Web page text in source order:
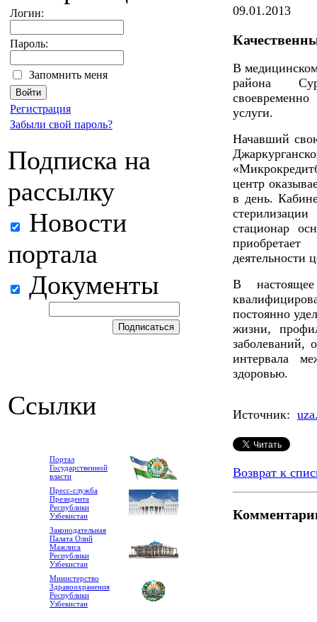
Логин:
Пароль:
Запомнить меня
Регистрация
Забыли свой пароль?
Подписка на
рассылку
Новости
портала
Документы
Ссылки
Портал
Государственной
власти
Пресс-служба
Президента
Республики
Узбекистан
Законодательная
Палата Олий
Мажлиса
Республики
Узбекистан
Министерство
Здравоохранения
Республики
Узбекистан
09.01.2013
В
района
услуги.
Начавший
центр
в день.
стационар
деятельности
В
постоянно
жизни,
заболеваний,
интервала
здоровью.
Источник:
Возврат к